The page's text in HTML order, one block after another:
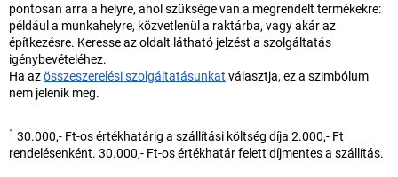
pontosan arra a helyre, ahol szüksége van a megrendelt termékekre:
például a munkahelyre, közvetlenül a raktárba, vagy akár az
építkezésre. Keresse az oldalt látható jelzést a szolgáltatás
igénybevételéhez.
Ha azösszeszerelési szolgáltatásunkat választja, ez a szimbólum
nem jelenik meg.
1 30.000,- Ft-os értékhatárig a szállítási költség díja 2.000,- Ft
rendelésenként. 30.000,- Ft-os értékhatár felett díjmentes a szállítás.